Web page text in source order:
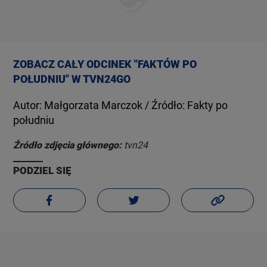
ZOBACZ CAŁY ODCINEK "FAKTÓW PO
POŁUDNIU" W TVN24GO
Autor: Małgorzata Marczok / Źródło: Fakty po
południu
Źródło zdjęcia głównego: tvn24
PODZIEL SIĘ